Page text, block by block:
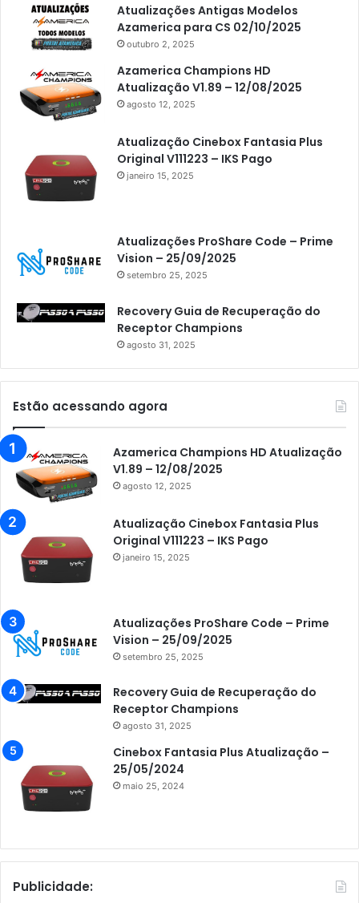
Atualizações Antigas Modelos
Azamerica para CS 02/10/2025
outubro 2, 2025
Azamerica Champions HD
Atualização V1.89 – 12/08/2025
agosto 12, 2025
Atualização Cinebox Fantasia Plus
Original V111223 – IKS Pago
janeiro 15, 2025
Atualizações ProShare Code – Prime
Vision – 25/09/2025
setembro 25, 2025
Recovery Guia de Recuperação do
Receptor Champions
agosto 31, 2025
Estão acessando agora
Azamerica Champions HD Atualização
V1.89 – 12/08/2025
agosto 12, 2025
Atualização Cinebox Fantasia Plus
Original V111223 – IKS Pago
janeiro 15, 2025
Atualizações ProShare Code – Prime
Vision – 25/09/2025
setembro 25, 2025
Recovery Guia de Recuperação do
Receptor Champions
agosto 31, 2025
Cinebox Fantasia Plus Atualização –
25/05/2024
maio 25, 2024
Publicidade: